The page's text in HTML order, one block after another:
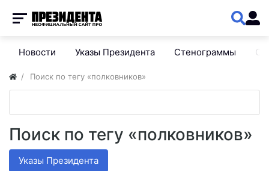
Новости Указы Президента Стенограммы
Поиск по тегу «полковников»
Поиск по тегу «полковников»
Указы Президента